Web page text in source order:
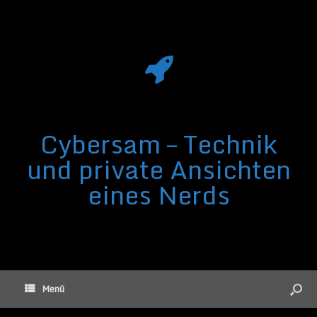
Cybersam – Technik
und private Ansichten
eines Nerds
Menü